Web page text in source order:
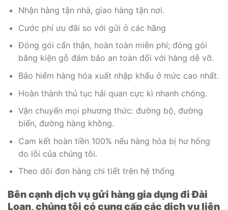
Nhận hàng tận nhà, giao hàng tận nơi.
Cước phí ưu đãi so với gửi ở các hãng
Đóng gói cẩn thận, hoàn toàn miễn phí; đóng gói
bằng kiện gỗ đảm bảo an toàn đối với hàng dễ vỡ.
Bảo hiểm hàng hóa xuất nhập khẩu ở mức cao nhất.
Hoàn thành thủ tục hải quan cực kì nhanh chóng.
Vận chuyển mọi phương thức: đường bộ, đường
biển, đường hàng không.
Cam kết hoàn tiền 100% nếu hàng hóa bị hư hỏng
do lỗi của chúng tôi.
Theo dõi đơn hàng chi tiết trên hệ thống
Bên cạnh dịch vụ gửi hàng gia dụng đi Đài
Loan, chúng tôi có cung cấp các dịch vụ liên